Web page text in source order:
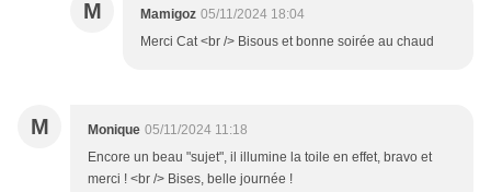
M Mamigoz 05/11/2024 18:04
Merci Cat <br /> Bisous et bonne soirée au chaud
M Monique 05/11/2024 11:18
Encore un beau "sujet", il illumine la toile en effet, bravo et
merci ! <br /> Bises, belle journée !